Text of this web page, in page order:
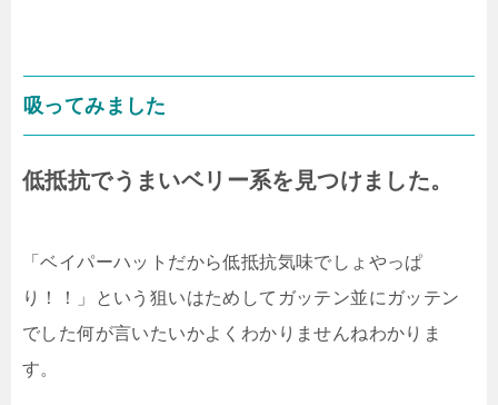
吸ってみました
低抵抗でうまいベリー系を見つけました。
「ベイパーハットだから低抵抗気味でしょやっぱ
り！！」という狙いはためしてガッテン並にガッテン
でした何が言いたいかよくわかりませんねわかりま
す。